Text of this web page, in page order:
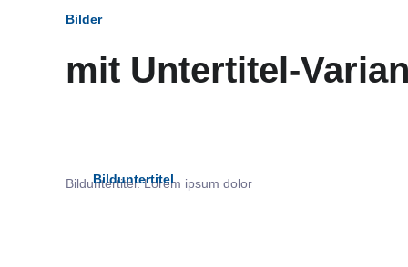
Bilder
mit Untertitel-
Bilduntertitel: Lorem ipsum dolor
Bilduntertitel